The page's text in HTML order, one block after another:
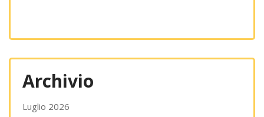
Archivio
Luglio 2026